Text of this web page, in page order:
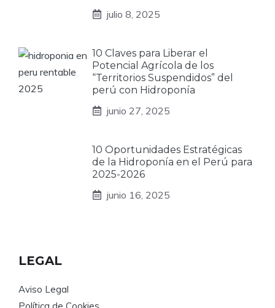
julio 8, 2025
10 Claves para Liberar el
Potencial Agrícola de los
“Territorios Suspendidos” del
perú con Hidroponía
junio 27, 2025
10 Oportunidades Estratégicas
de la Hidroponía en el Perú para
2025-2026
junio 16, 2025
LEGAL
Aviso Legal